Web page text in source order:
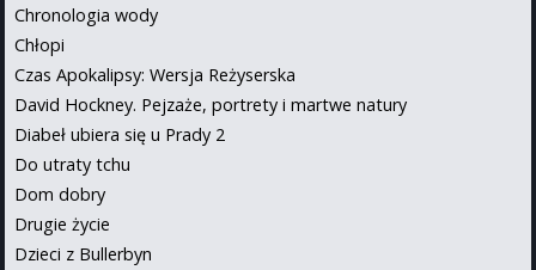
Chronologia wody
Chłopi
Czas Apokalipsy: Wersja Reżyserska
David Hockney. Pejzaże, portrety i martwe natury
Diabeł ubiera się u Prady 2
Do utraty tchu
Dom dobry
Drugie życie
Dzieci z Bullerbyn